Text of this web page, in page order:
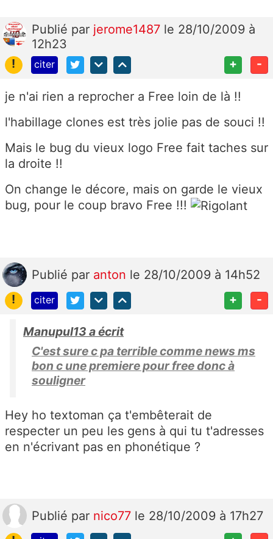
Publié par jerome1487 le 28/10/2009 à
12h23
!
citer + -
je n'ai rien a reprocher a Free loin de là !!
l'habillage clones est très jolie pas de souci !!
Mais le bug du vieux logo Free fait taches sur
la droite !!
On change le décore, mais on garde le vieux
bug, pour le coup bravo Free !!!
Publié par anton le 28/10/2009 à 14h52
!
citer + -
Manupul13 a écrit
C'est sure c pa terrible comme news ms
bon c une premiere pour free donc à
souligner
Hey ho textoman ça t'embêterait de
respecter un peu les gens à qui tu t'adresses
en n'écrivant pas en phonétique ?
Publié par nico77 le 28/10/2009 à 17h27